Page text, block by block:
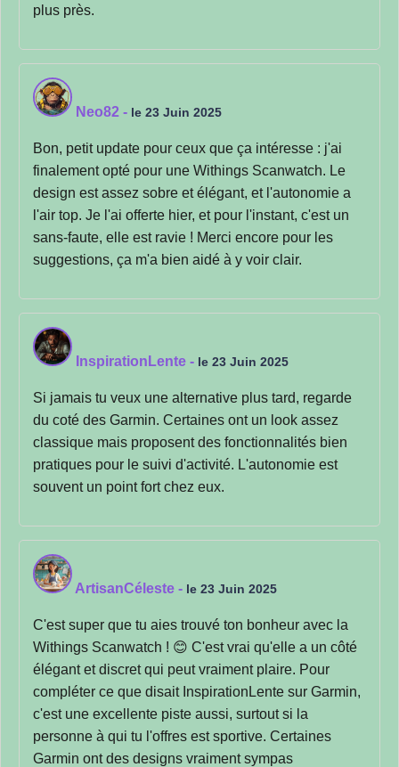
plus près.
Neo82 - le 23 Juin 2025
Bon, petit update pour ceux que ça intéresse : j'ai
finalement opté pour une Withings Scanwatch. Le
design est assez sobre et élégant, et l'autonomie a
l'air top. Je l'ai offerte hier, et pour l'instant, c'est un
sans-faute, elle est ravie ! Merci encore pour les
suggestions, ça m'a bien aidé à y voir clair.
InspirationLente - le 23 Juin 2025
Si jamais tu veux une alternative plus tard, regarde
du coté des Garmin. Certaines ont un look assez
classique mais proposent des fonctionnalités bien
pratiques pour le suivi d'activité. L'autonomie est
souvent un point fort chez eux.
ArtisanCéleste - le 23 Juin 2025
C'est super que tu aies trouvé ton bonheur avec la
Withings Scanwatch ! 😊 C'est vrai qu'elle a un côté
élégant et discret qui peut vraiment plaire. Pour
compléter ce que disait InspirationLente sur Garmin,
c'est une excellente piste aussi, surtout si la
personne à qui tu l'offres est sportive. Certaines
Garmin ont des designs vraiment sympas